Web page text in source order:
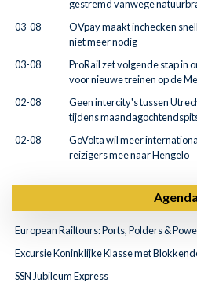
gestremd vanwege
03-08
OVpay maakt inchecken
niet meer nodig
03-08
ProRail zet volgende stap in
voor nieuwe treinen op de
02-08
Geen intercity's tussen
tijdens
02-08
GoVolta wil meer
reizigers mee naar Hengelo
Agenda
European Railtours: Ports, Polders &
Excursie Koninklijke Klasse met
SSN Jubileum Express